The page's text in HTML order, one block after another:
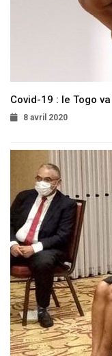
Covid-19 : le Togo
8 avril 2020